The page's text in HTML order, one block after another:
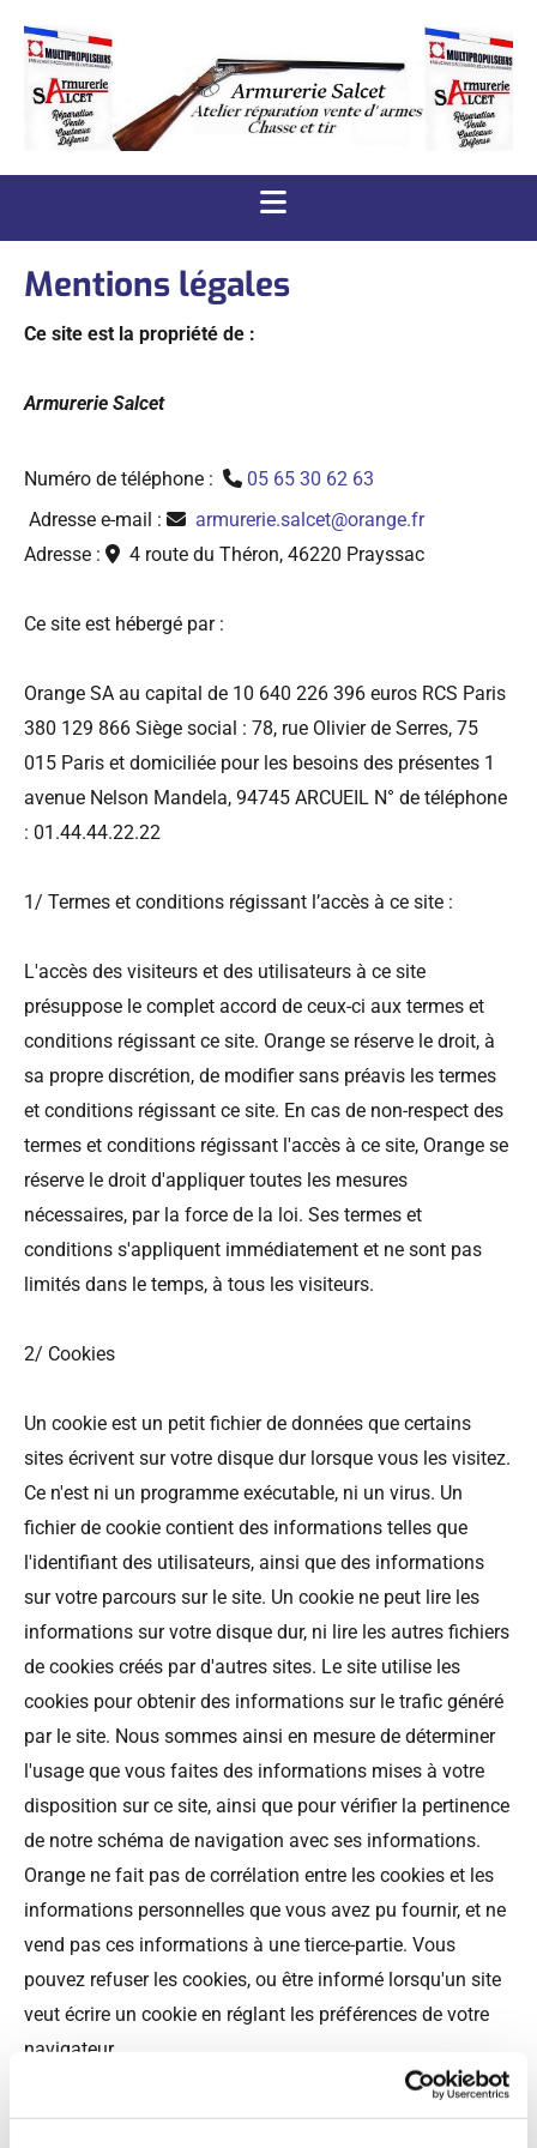
Mentions légales
Ce site est la propriété de :
Armurerie Salcet
Numéro de téléphone :  05 65 30 62 63
Adresse e-mail :  armurerie.salcet@orange.fr
Adresse :  4 route du Théron, 46220 Prayssac
Ce site est hébergé par :
Orange SA au capital de 10 640 226 396 euros RCS Paris
380 129 866 Siège social : 78, rue Olivier de Serres, 75
015 Paris et domiciliée pour les besoins des présentes 1
avenue Nelson Mandela, 94745 ARCUEIL N° de téléphone
: 01.44.44.22.22
1/ Termes et conditions régissant l’accès à ce site :
L'accès des visiteurs et des utilisateurs à ce site
présuppose le complet accord de ceux-ci aux termes et
conditions régissant ce site. Orange se réserve le droit, à
sa propre discrétion, de modifier sans préavis les termes
et conditions régissant ce site. En cas de non-respect des
termes et conditions régissant l'accès à ce site, Orange se
réserve le droit d'appliquer toutes les mesures
nécessaires, par la force de la loi. Ses termes et
conditions s'appliquent immédiatement et ne sont pas
limités dans le temps, à tous les visiteurs.
2/ Cookies
Un cookie est un petit fichier de données que certains
sites écrivent sur votre disque dur lorsque vous les visitez.
Ce n'est ni un programme exécutable, ni un virus. Un
fichier de cookie contient des informations telles que
l'identifiant des utilisateurs, ainsi que des informations
sur votre parcours sur le site. Un cookie ne peut lire les
informations sur votre disque dur, ni lire les autres fichiers
de cookies créés par d'autres sites. Le site utilise les
cookies pour obtenir des informations sur le trafic généré
par le site. Nous sommes ainsi en mesure de déterminer
l'usage que vous faites des informations mises à votre
disposition sur ce site, ainsi que pour vérifier la pertinence
de notre schéma de navigation avec ses informations.
Orange ne fait pas de corrélation entre les cookies et les
informations personnelles que vous avez pu fournir, et ne
vend pas ces informations à une tierce-partie. Vous
pouvez refuser les cookies, ou être informé lorsqu'un site
veut écrire un cookie en réglant les préférences de votre
navigateur.
3/ Liens vers d’autres sites